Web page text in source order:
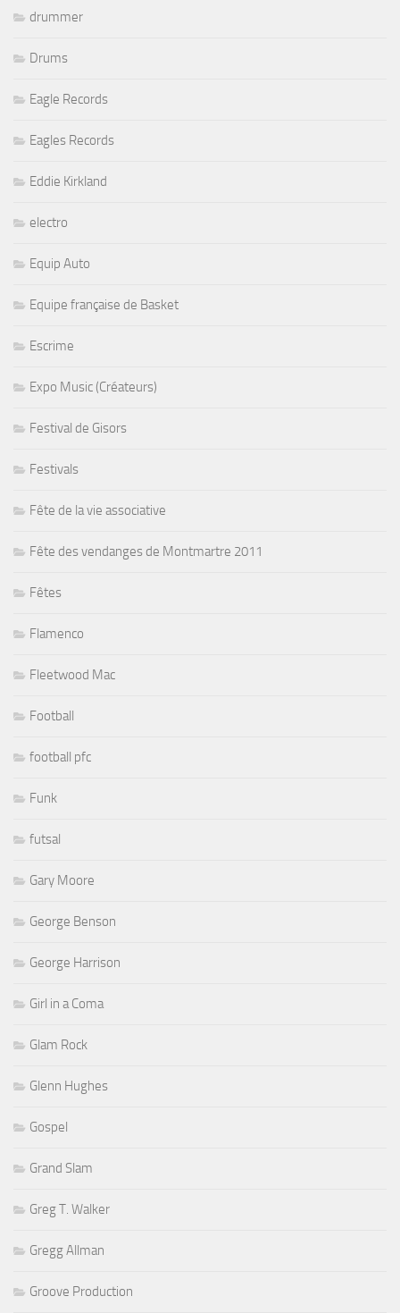
drummer
Drums
Eagle Records
Eagles Records
Eddie Kirkland
electro
Equip Auto
Equipe française de Basket
Escrime
Expo Music (Créateurs)
Festival de Gisors
Festivals
Fête de la vie associative
Fête des vendanges de Montmartre 2011
Fêtes
Flamenco
Fleetwood Mac
Football
football pfc
Funk
futsal
Gary Moore
George Benson
George Harrison
Girl in a Coma
Glam Rock
Glenn Hughes
Gospel
Grand Slam
Greg T. Walker
Gregg Allman
Groove Production